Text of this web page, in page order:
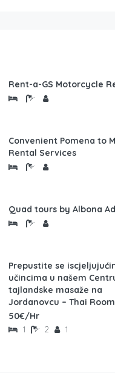
Rent-a-GS Motorcycle
Convenient Pomena to
Rental Services
Quad tours by Albona
Prepustite se
učincima u našem
tajlandske masaže na
Jordanovcu – Thai Room
50€/Hr
1 2 1